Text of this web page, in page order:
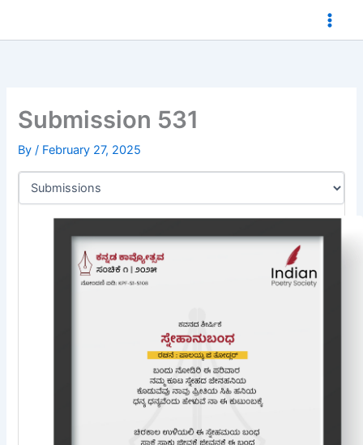
Submission 531
By/ February 27, 2025